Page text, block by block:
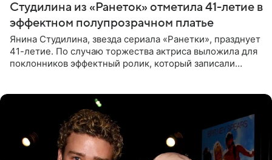
Студилина из «Ранеток» отметила 41-летие в
эффектном полупрозрачном платье
Янина Студилина, звезда сериала «Ранетки», празднует
41-летие. По случаю торжества актриса выложила для
поклонников эффектный ролик, который записали